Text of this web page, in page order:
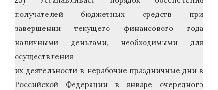
получателей бюджетных средств при
завершении текущего финансового года
наличными деньгами, необходимыми для
осуществления
их деятельности в нерабочие праздничные дни в
Российской Федерации в январе очередного